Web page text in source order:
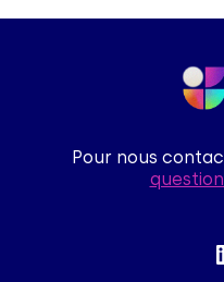
Pour nous
le contenu de ce site vous